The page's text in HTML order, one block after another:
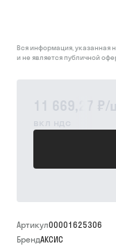
11 669,27 ₽/
вкл ндс
Вся информация, указанная
и не является публичной
Артикул00001625306
БрендАКСИС